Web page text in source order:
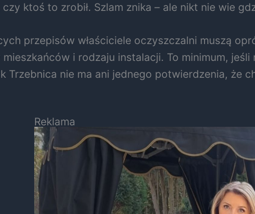
ktoś to zrobił. Szlam znika – ale nikt nie wie
przepisów właściciele oczyszczalni muszą
i rodzaju instalacji. To minimum,
Trzebnica nie ma ani jednego potwierdzenia, że
Reklama